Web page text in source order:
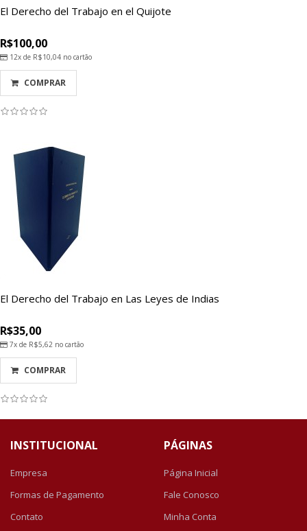
El Derecho del Trabajo en el Quijote
R$100,00
12x de R$10,04 no cartão
COMPRAR
El Derecho del Trabajo en Las Leyes de Indias
R$35,00
7x de R$5,62 no cartão
COMPRAR
INSTITUCIONAL
Empresa
Formas de Pagamento
Contato
PÁGINAS
Página Inicial
Fale Conosco
Minha Conta